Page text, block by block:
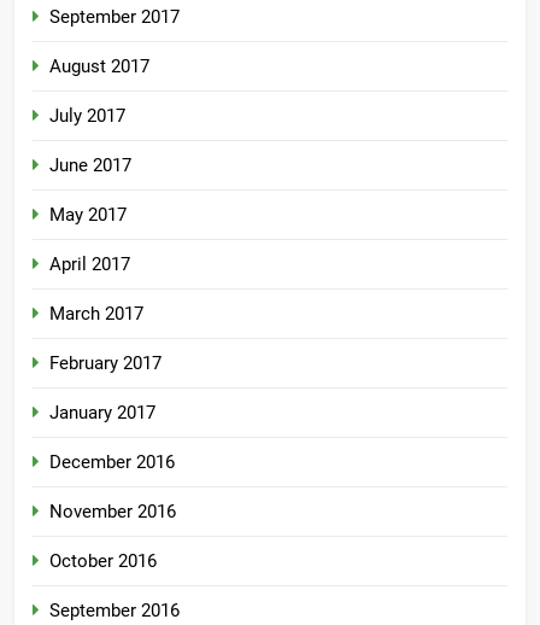
September 2017
August 2017
July 2017
June 2017
May 2017
April 2017
March 2017
February 2017
January 2017
December 2016
November 2016
October 2016
September 2016